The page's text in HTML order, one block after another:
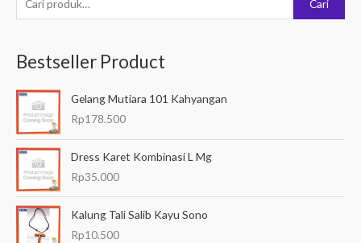
e
c
a
u
n
Cari
Bestseller Product
Gelang Mutiara 101 Kahyangan
Rp178.500
Dress Karet Kombinasi L Mg
Rp35.000
Kalung Tali Salib Kayu Sono
Rp10.500